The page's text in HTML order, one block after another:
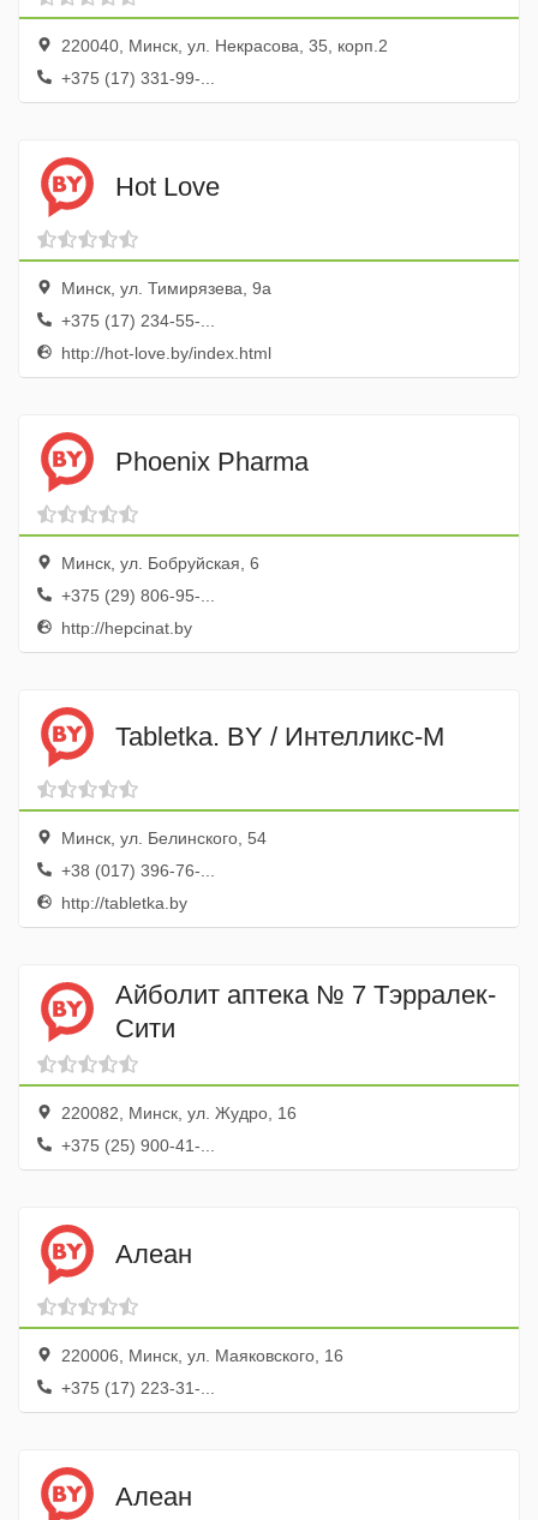
220040, Минск, ул. Некрасова, 35, корп.2
+375 (17) 331-99-...
Hot Love
Минск, ул. Тимирязева, 9а
+375 (17) 234-55-...
http://hot-love.by/index.html
Phoenix Pharma
Минск, ул. Бобруйская, 6
+375 (29) 806-95-...
http://hepcinat.by
Tabletka. BY / Интелликс-М
Минск, ул. Белинского, 54
+38 (017) 396-76-...
http://tabletka.by
Айболит аптека № 7 Тэрралек-
Сити
220082, Минск, ул. Жудро, 16
+375 (25) 900-41-...
Алеан
220006, Минск, ул. Маяковского, 16
+375 (17) 223-31-...
Алеан